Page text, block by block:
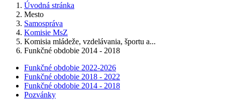
Úvodná stránka
Mesto
Samospráva
Komisie MsZ
Komisia mládeže, vzdelávania, športu a...
Funkčné obdobie 2014 - 2018
Funkčné obdobie 2022-2026
Funkčné obdobie 2018 - 2022
Funkčné obdobie 2014 - 2018
Pozvánky